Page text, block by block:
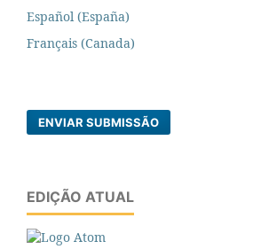
Español (España)
Français (Canada)
ENVIAR SUBMISSÃO
EDIÇÃO ATUAL